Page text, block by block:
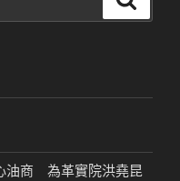
油商 為革實院洪堯昆